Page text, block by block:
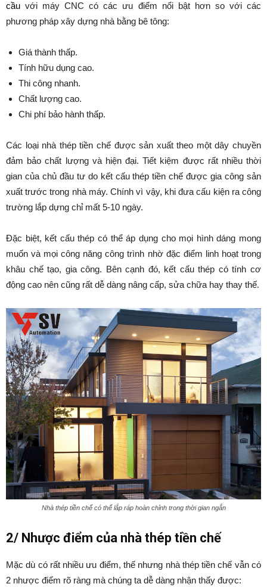
cầu với máy CNC có các ưu điểm nổi bật hơn so với các
phương pháp xây dựng nhà bằng bê tông:
Giá thành thấp.
Tính hữu dụng cao.
Thi công nhanh.
Chất lượng cao.
Chi phí bảo hành thấp.
Các loại nhà thép tiền chế được sản xuất theo một dây chuyền
đảm bảo chất lượng và hiện đại. Tiết kiệm được rất nhiều thời
gian của chủ đầu tư do kết cấu thép tiền chế được gia công sản
xuất trước trong nhà máy. Chính vì vậy, khi đưa cấu kiện ra công
trường lắp dựng chỉ mất 5-10 ngày.
Đặc biệt, kết cấu thép có thể áp dụng cho mọi hình dáng mong
muốn và mọi công năng công trình nhờ đặc điểm linh hoạt trong
khâu chế tạo, gia công. Bên cạnh đó, kết cấu thép có tính cơ
động cao nên cũng rất dễ dàng nâng cấp, sửa chữa hay thay thế.
Nhà thép tiền chế có thể lắp ráp hoàn chỉnh trong thời gian ngắn
2/ Nhược điểm của nhà thép tiền chế
Mặc dù có rất nhiều ưu điểm, thế nhưng nhà thép tiền chế vẫn có
2 nhược điểm rõ ràng mà chúng ta dễ dàng nhận thấy được: